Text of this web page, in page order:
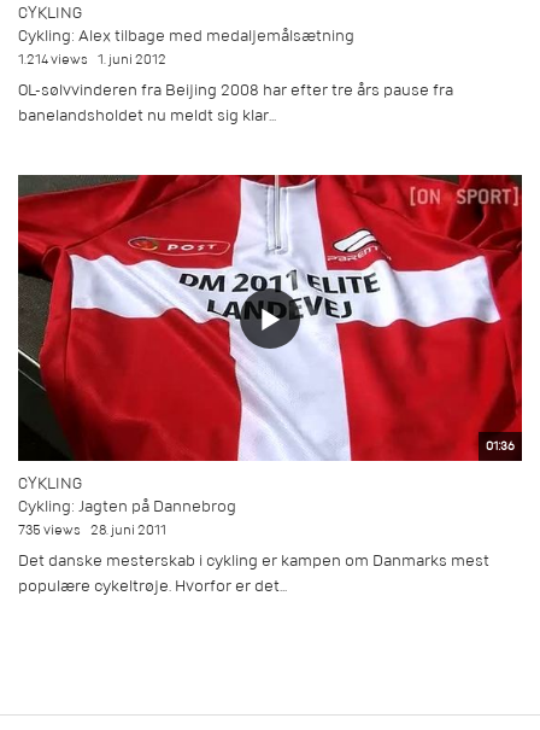
CYKLING
Cykling: Alex tilbage med medaljemålsætning
1.214 views 1. juni 2012
OL-sølvvinderen fra Beijing 2008 har efter tre års pause fra
banelandsholdet nu meldt sig klar...
01:36
CYKLING
Cykling: Jagten på Dannebrog
735 views 28. juni 2011
Det danske mesterskab i cykling er kampen om Danmarks mest
populære cykeltrøje. Hvorfor er det...